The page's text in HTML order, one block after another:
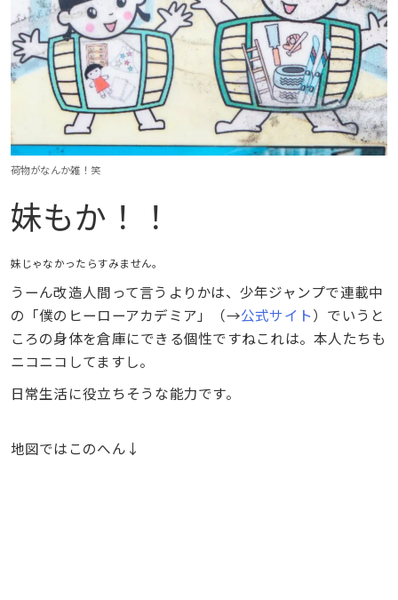
荷物がなんか雑！笑
妹もか！！
妹じゃなかったらすみません。
うーん改造人間って言うよりかは、少年ジャンプで連載中
の「僕のヒーローアカデミア」（→公式サイト）でいうと
ころの身体を倉庫にできる個性ですねこれは。本人たちも
ニコニコしてますし。
日常生活に役立ちそうな能力です。
地図ではこのへん↓